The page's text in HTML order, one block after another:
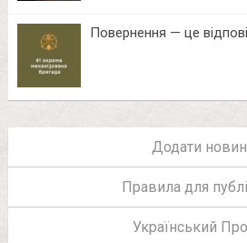
Повернення — це
Додати
Правила для
Український